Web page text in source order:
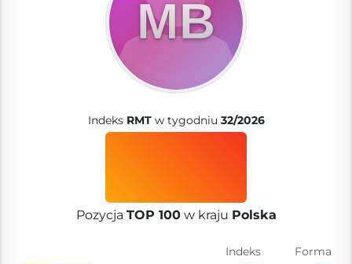
Indeks RMTw tygodniu 32/2026
Pozycja TOP 100w kraju Polska
Indeks Forma